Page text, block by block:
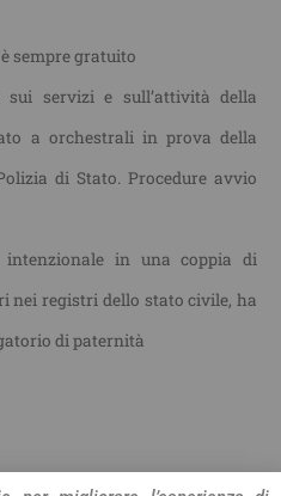
sempre gratuito
sui servizi e sull’attività della
a orchestrali in prova della
di Stato. Procedure avvio
intenzionale in una coppia di
nei registri dello stato civile, ha
di paternità